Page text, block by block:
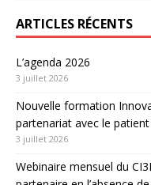
ARTICLES RÉCENTS
L’agenda 2026
3 juillet 2026
Nouvelle formation
partenariat avec le patient
3 juillet 2026
Webinaire mensuel du